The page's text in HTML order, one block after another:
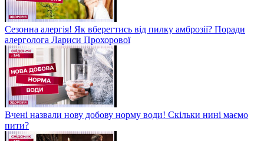
Сезонна алергія! Як вберегтись від пилку амброзії? Поради
алерголога Лариси Прохорової
Вчені назвали нову добову норму води! Скільки нині маємо
пити?